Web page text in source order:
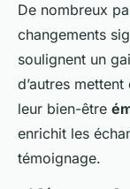
De nombreux
changements
soulignent un
d’autres
leur bien-être
enrichit les
témoignage.